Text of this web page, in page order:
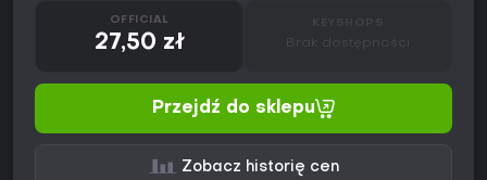
OFFICIAL
27,50 zł Brak dostępności
Przejdź do sklepu
Zobacz historię cen